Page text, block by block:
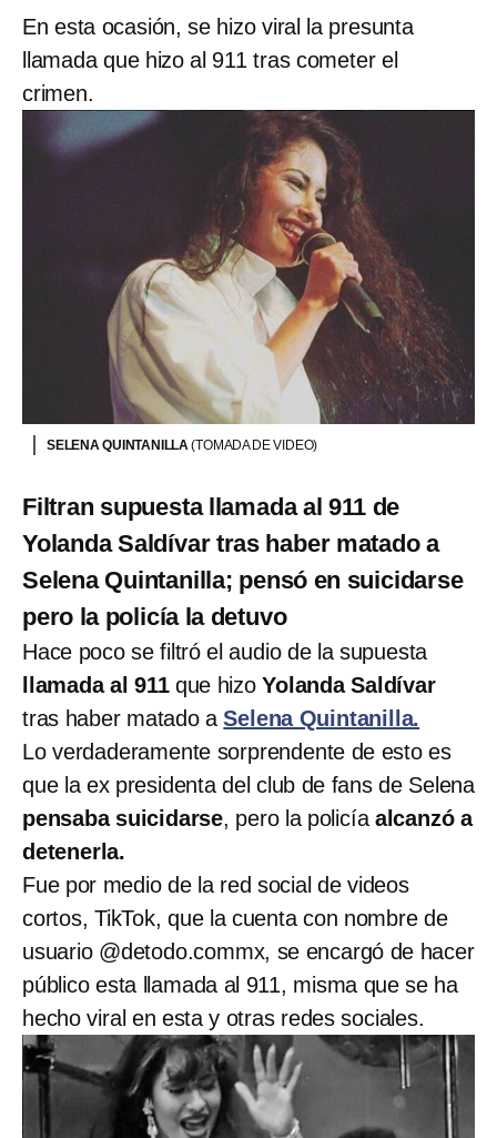
En esta ocasión, se hizo viral la presunta
llamada que hizo al 911 tras cometer el
crimen.
SELENA QUINTANILLA(TOMADA DE VIDEO)
Filtran supuesta llamada al 911 de
Yolanda Saldívar tras haber matado a
Selena Quintanilla; pensó en suicidarse
pero la policía la detuvo
Hace poco se filtró el audio de la supuesta
llamada al 911 que hizoYolanda Saldívar
tras haber matado aSelena Quintanilla.
Lo verdaderamente sorprendente de esto es
que la ex presidenta del club de fans de Selena
pensaba suicidarse, pero la policía alcanzó a
detenerla.
Fue por medio de la red social de videos
cortos, TikTok, que la cuenta con nombre de
usuario @detodo.commx, se encargó de hacer
público esta llamada al 911, misma que se ha
hecho viral en esta y otras redes sociales.